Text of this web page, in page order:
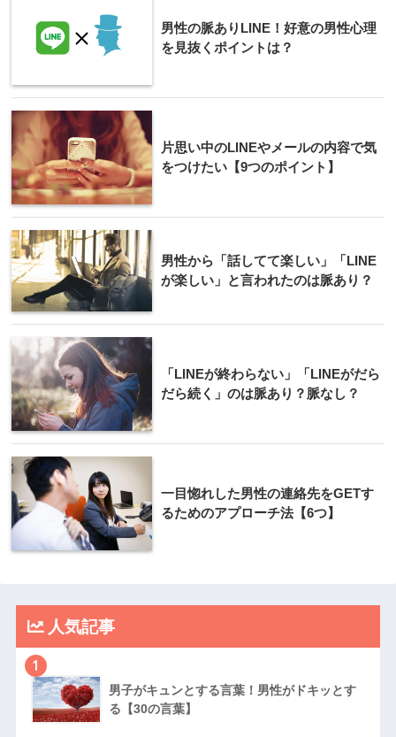
男性の脈ありLINE！好意の男性心理
を見抜くポイントは？
片思い中のLINEやメールの内容で気
をつけたい【9つのポイント】
男性から「話してて楽しい」「LINE
が楽しい」と言われたのは脈あり？
「LINEが終わらない」「LINEがだら
だら続く」のは脈あり？脈なし？
一目惚れした男性の連絡先をGETす
るためのアプローチ法【6つ】
人気記事
1
男子がキュンとする言葉！男性がドキッとす
る【30の言葉】